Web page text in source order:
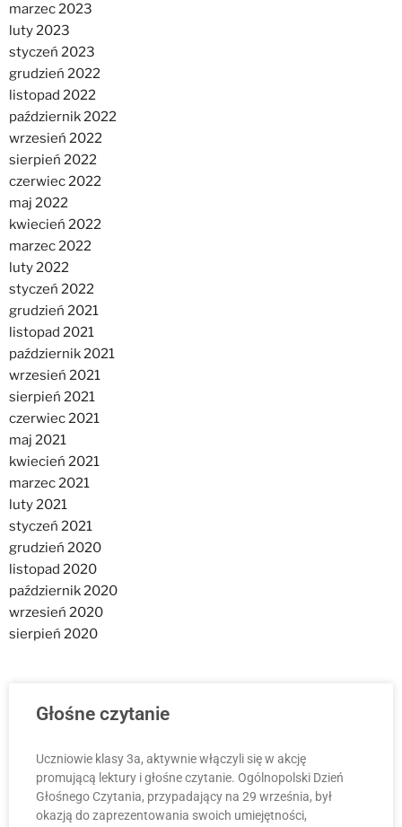
marzec 2023
luty 2023
styczeń 2023
grudzień 2022
listopad 2022
październik 2022
wrzesień 2022
sierpień 2022
czerwiec 2022
maj 2022
kwiecień 2022
marzec 2022
luty 2022
styczeń 2022
grudzień 2021
listopad 2021
październik 2021
wrzesień 2021
sierpień 2021
czerwiec 2021
maj 2021
kwiecień 2021
marzec 2021
luty 2021
styczeń 2021
grudzień 2020
listopad 2020
październik 2020
wrzesień 2020
sierpień 2020
Głośne czytanie
Uczniowie klasy 3a, aktywnie włączyli się w akcję
promującą lektury i głośne czytanie. Ogólnopolski Dzień
Głośnego Czytania, przypadający na 29 września, był
okazją do zaprezentowania swoich umiejętności,